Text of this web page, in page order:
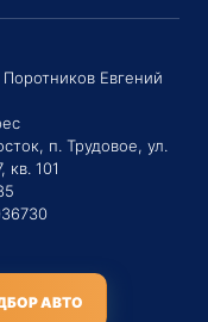
Евгений
п. Трудовое, ул.
101
АВТО